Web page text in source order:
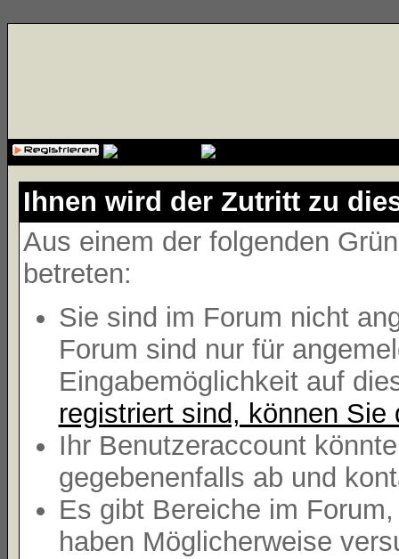
Ihnen wird der Zutritt zu
Aus einem der folgenden
betreten:
Sie sind im Forum nicht
Forum sind nur für
Eingabemöglichkeit auf
registriert sind, können Sie
Ihr Benutzeraccount
gegebenenfalls ab und
Es gibt Bereiche im
haben Möglicherweise